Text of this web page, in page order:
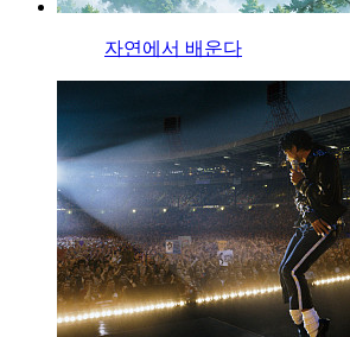
자연에서 배운다